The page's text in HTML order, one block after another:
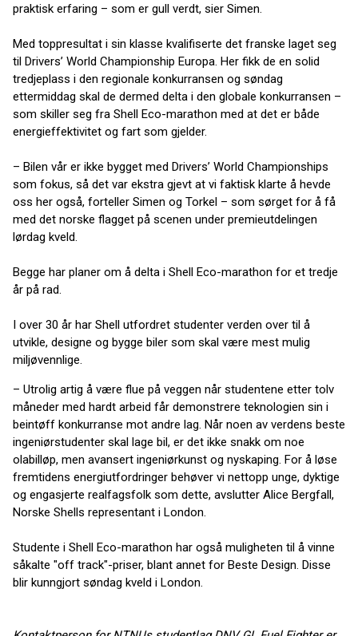
praktisk erfaring – som er gull verdt, sier Simen.
Med toppresultat i sin klasse kvalifiserte det franske laget seg
til Drivers’ World Championship Europa. Her fikk de en solid
tredjeplass i den regionale konkurransen og søndag
ettermiddag skal de dermed delta i den globale konkurransen –
som skiller seg fra Shell Eco-marathon med at det er både
energieffektivitet og fart som gjelder.
– Bilen vår er ikke bygget med Drivers’ World Championships
som fokus, så det var ekstra gjevt at vi faktisk klarte å hevde
oss her også, forteller Simen og Torkel – som sørget for å få
med det norske flagget på scenen under premieutdelingen
lørdag kveld.
Begge har planer om å delta i Shell Eco-marathon for et tredje
år på rad.
I over 30 år har Shell utfordret studenter verden over til å
utvikle, designe og bygge biler som skal være mest mulig
miljøvennlige.
– Utrolig artig å være flue på veggen når studentene etter tolv
måneder med hardt arbeid får demonstrere teknologien sin i
beintøff konkurranse mot andre lag. Når noen av verdens beste
ingeniørstudenter skal lage bil, er det ikke snakk om noe
olabilløp, men avansert ingeniørkunst og nyskaping. For å løse
fremtidens energiutfordringer behøver vi nettopp unge, dyktige
og engasjerte realfagsfolk som dette, avslutter Alice Bergfall,
Norske Shells representant i London.
Studente i Shell Eco-marathon har også muligheten til å vinne
såkalte "off track"-priser, blant annet for Beste Design. Disse
blir kunngjort søndag kveld i London.